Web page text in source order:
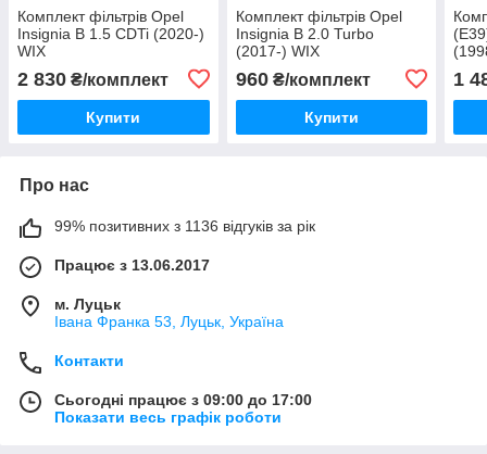
Комплект фільтрів Opel
Insignia B 1.5 CDTi (2020-)
WIX
2 830 ₴/комплект
Купити
Комплект фільтрів Opel
Insignia B 2.0 Turbo
(2017-) WIX
960₴/комплект
Купити
1
Про нас
99% позитивних з 1136 відгуків за рік
Працює з 13.06.2017
м. Луцьк
Івана Франка 53, Луцьк, Україна
Контакти
Сьогодні працює з 09:00 до 17:00
Показати весь графік роботи